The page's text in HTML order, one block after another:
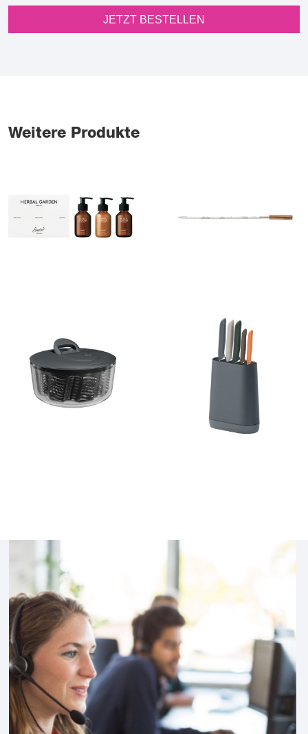
JETZT BESTELLEN
Weitere Produkte